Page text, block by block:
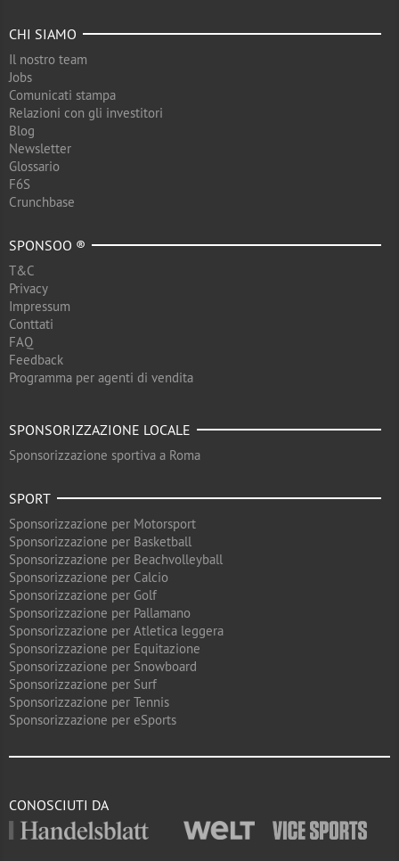
CHI SIAMO
Il nostro team
Jobs
Comunicati stampa
Relazioni con gli investitori
Blog
Newsletter
Glossario
F6S
Crunchbase
SPONSOO ®
T&C
Privacy
Impressum
Conttati
FAQ
Feedback
Programma per agenti di vendita
SPONSORIZZAZIONE LOCALE
Sponsorizzazione sportiva a Roma
SPORT
Sponsorizzazione per Motorsport
Sponsorizzazione per Basketball
Sponsorizzazione per Beachvolleyball
Sponsorizzazione per Calcio
Sponsorizzazione per Golf
Sponsorizzazione per Pallamano
Sponsorizzazione per Atletica leggera
Sponsorizzazione per Equitazione
Sponsorizzazione per Snowboard
Sponsorizzazione per Surf
Sponsorizzazione per Tennis
Sponsorizzazione per eSports
CONOSCIUTI DA